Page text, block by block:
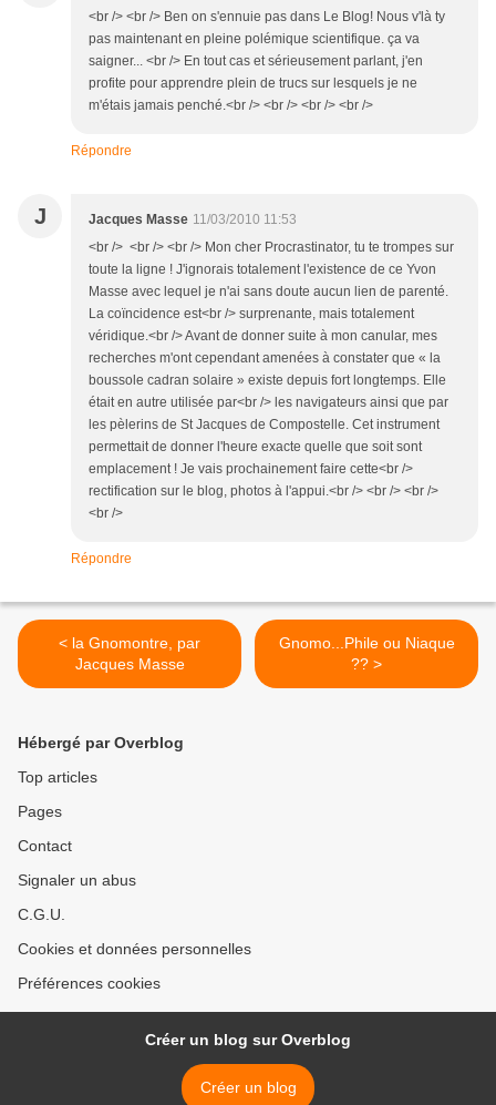
<br /> <br /> Ben on s'ennuie pas dans Le Blog! Nous v'là ty
pas maintenant en pleine polémique scientifique. ça va
saigner... <br /> En tout cas et sérieusement parlant, j'en
profite pour apprendre plein de trucs sur lesquels je ne
m'étais jamais penché.<br /> <br /> <br /> <br />
Répondre
J Jacques Masse 11/03/2010 11:53
<br /> <br /> <br /> Mon cher Procrastinator, tu te trompes sur
toute la ligne ! J'ignorais totalement l'existence de ce Yvon
Masse avec lequel je n'ai sans doute aucun lien de parenté.
La coïncidence est<br /> surprenante, mais totalement
véridique.<br /> Avant de donner suite à mon canular, mes
recherches m'ont cependant amenées à constater que « la
boussole cadran solaire » existe depuis fort longtemps. Elle
était en autre utilisée par<br /> les navigateurs ainsi que par
les pèlerins de St Jacques de Compostelle. Cet instrument
permettait de donner l'heure exacte quelle que soit sont
emplacement ! Je vais prochainement faire cette<br />
rectification sur le blog, photos à l'appui.<br /> <br /> <br />
<br />
Répondre
< la Gnomontre, par
Jacques Masse
Gnomo...Phile ou Niaque
?? >
Hébergé par Overblog
Top articles
Pages
Contact
Signaler un abus
C.G.U.
Cookies et données personnelles
Préférences cookies
Créer un blog sur Overblog
Créer un blog